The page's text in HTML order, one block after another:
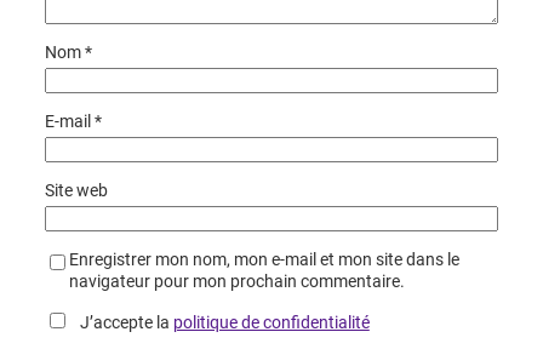
Nom*
E-mail *
Site web
Enregistrer mon nom, mon e-mail et mon site dans le
navigateur pour mon prochain commentaire.
J’accepte la politique de confidentialité